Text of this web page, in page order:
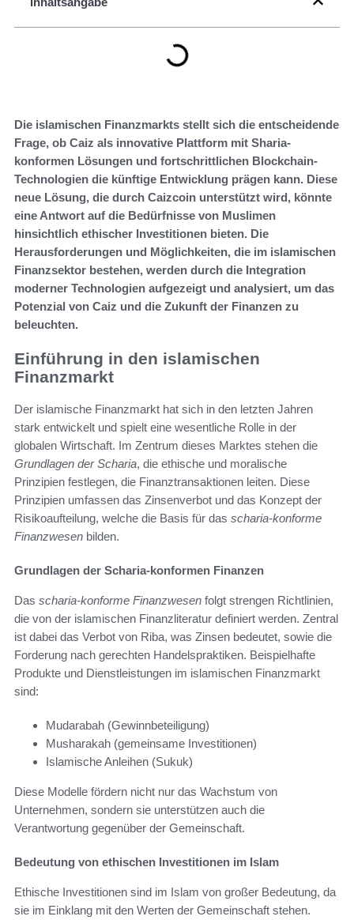
Die islamischen Finanzmarkts stellt sich die entscheidende
Frage, ob Caiz als innovative Plattform mit Sharia-
konformen Lösungen und fortschrittlichen Blockchain-
Technologien die künftige Entwicklung prägen kann. Diese
neue Lösung, die durch Caizcoin unterstützt wird, könnte
eine Antwort auf die Bedürfnisse von Muslimen
hinsichtlich ethischer Investitionen bieten. Die
Herausforderungen und Möglichkeiten, die im islamischen
Finanzsektor bestehen, werden durch die Integration
moderner Technologien aufgezeigt und analysiert, um das
Potenzial von Caiz und die Zukunft der Finanzen zu
beleuchten.
Einführung in den islamischen
Finanzmarkt
Der islamische Finanzmarkt hat sich in den letzten Jahren
stark entwickelt und spielt eine wesentliche Rolle in der
globalen Wirtschaft. Im Zentrum dieses Marktes stehen die
Grundlagen der Scharia, die ethische und moralische
Prinzipien festlegen, die Finanztransaktionen leiten. Diese
Prinzipien umfassen das Zinsenverbot und das Konzept der
Risikoaufteilung, welche die Basis für das scharia-konforme
Finanzwesen bilden.
Grundlagen der Scharia-konformen Finanzen
Das scharia-konforme Finanzwesen folgt strengen Richtlinien,
die von der islamischen Finanzliteratur definiert werden. Zentral
ist dabei das Verbot von Riba, was Zinsen bedeutet, sowie die
Forderung nach gerechten Handelspraktiken. Beispielhafte
Produkte und Dienstleistungen im islamischen Finanzmarkt
sind:
Mudarabah (Gewinnbeteiligung)
Musharakah (gemeinsame Investitionen)
Islamische Anleihen (Sukuk)
Diese Modelle fördern nicht nur das Wachstum von
Unternehmen, sondern sie unterstützen auch die
Verantwortung gegenüber der Gemeinschaft.
Bedeutung von ethischen Investitionen im Islam
Ethische Investitionen sind im Islam von großer Bedeutung, da
sie im Einklang mit den Werten der Gemeinschaft stehen.